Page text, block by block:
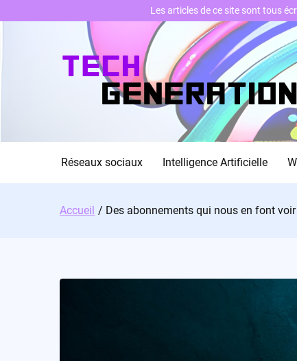
Réseaux sociaux Intelligence Artificielle
Accueil Des abonnements qui nous en font
Les articles de ce site sont tous